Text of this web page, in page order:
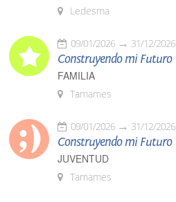
Ledesma
09/01/2026 31/12/2026
Construyendo mi Futuro
FAMILIA
Tamames
09/01/2026 31/12/2026
Construyendo mi Futuro
JUVENTUD
Tamames